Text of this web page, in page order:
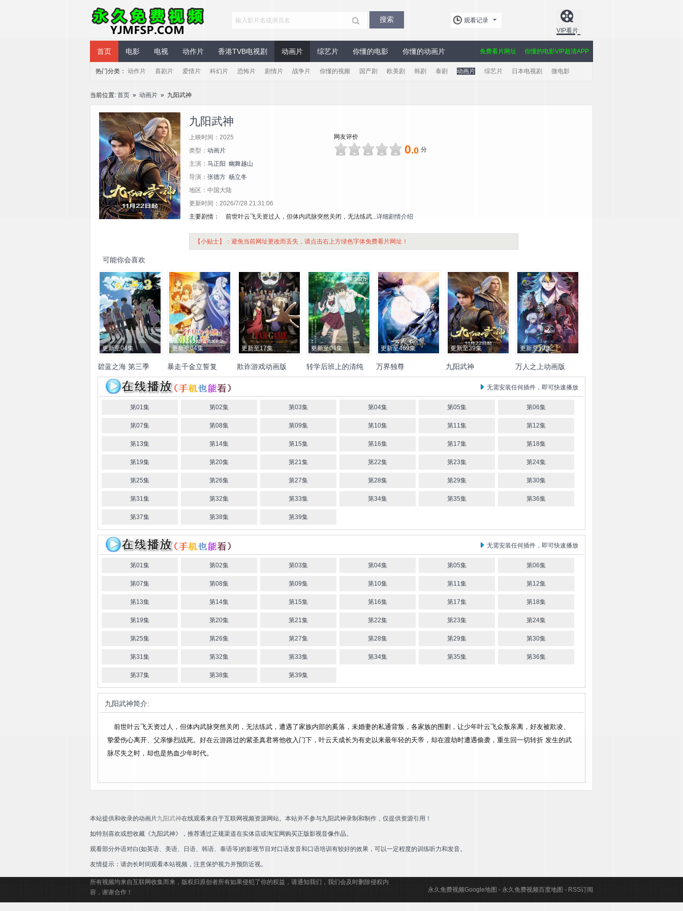
永久免费视频
观看记录
VIP看片
首页 电影 电视 动作片 香港TVB电视剧 动画片 综艺片 你懂的电影 你懂的动画片 你懂的电影VIP超清APP
免费看片网址
热门分类： 动作片 喜剧片 爱情片 科幻片 恐怖片 剧情片 战争片 你懂的视频 国产剧 欧美剧 韩剧 泰剧 动画片 综艺片 日本电视剧 微电影
当前位置: 首页 » 动画片 » 九阳武神
九阳武神
上映时间：2025
类型： 动画片
主演： 马正阳
幽舞越山
导演： 张德方 杨立冬
地区：中国大陆
更新时间：2026/7/28 21:31:06
主要剧情： 前世叶云飞天资过人，但体内武脉突然关闭，无法练武...详细剧情介绍
网友评价
0.0 分
【小贴士】：避免当前网址更改而丢失，请点击右上方绿色字体免费看片网址！
可能你会喜欢
更新至04集
碧蓝之海 第三季
内田雄马 木村良平 安元洋
小西克幸 安济知佳 内
行成桃姬 阿澄佳奈
罗伯特·沃特曼
诸星堇 青山吉能
大原沙耶香 濑户麻沙美
更新至04集
暴走千金立誓复
仇。～用魔导书之
力碾碎祖国～
大西沙织 长谷川育美 小仓
唯 上原步美 芹泽优 石上
阿座上洋平 水中雅章
更新至17集
欺诈游戏动画版
仁见纱绫 大冢刚央 中谷一
更新至04集
转学后班上的清纯
可爱美少女，竟是
中村源太 长谷川育美 土岐
更新至469集
万界独尊
王大伟 柳知萧 陆敏悦 冷
杰 默伶
志 kinsen
更新至39集
九阳武神
马正阳 幽舞越山
更新至10集
万人之上动画版
无需安装任何插件，即可快速播放
第01集 第02集 第03集 第04集 第05集 第06集
第07集 第08集 第09集 第10集 第11集 第12集
第13集 第14集 第15集 第16集 第17集 第18集
第19集 第20集 第21集 第22集 第23集 第24集
第25集 第26集 第27集 第28集 第29集 第30集
第31集 第32集 第33集 第34集 第35集 第36集
第37集 第38集 第39集
无需安装任何插件，即可快速播放
第01集 第02集 第03集 第04集 第05集 第06集
第07集 第08集 第09集 第10集 第11集 第12集
第13集 第14集 第15集 第16集 第17集 第18集
第19集 第20集 第21集 第22集 第23集 第24集
第25集 第26集 第27集 第28集 第29集 第30集
第31集 第32集 第33集 第34集 第35集 第36集
第37集 第38集 第39集
九阳武神简介:
前世叶云飞天资过人，但体内武脉突然关闭，无法练武，遭遇了家族内部的奚落，未婚妻的私通背叛，各家族的围剿，让少年叶云飞众叛亲离，好友被欺凌、
挚爱伤心离开、父亲惨烈战死。好在云游路过的紫圣真君将他收入门下，叶云天成长为有史以来最年轻的天帝，却在渡劫时遭遇偷袭，重生回一切转折 发生的武
脉尽失之时，却也是热血少年时代。
本站提供和收录的动画片九阳武神在线观看来自于互联网视频资源网站。本站并不参与九阳武神录制和制作，仅提供资源引用！
如特别喜欢或想收藏《九阳武神》，推荐通过正规渠道在实体店或淘宝网购买正版影视音像作品。
观看部分外语对白(如英语、美语、日语、韩语、泰语等)的影视节目对口语发音和口语培训有较好的效果，可以一定程度的训练听力和发音。
友情提示：请勿长时间观看本站视频，注意保护视力并预防近视。
所有视频均来自互联网收集而来，版权归原创者所有如果侵犯了你的权益，请通知我们，我们会及时删除侵权内
容，谢谢合作！
永久免费视频Google地图 - 永久免费视频百度地图 - RSS订阅